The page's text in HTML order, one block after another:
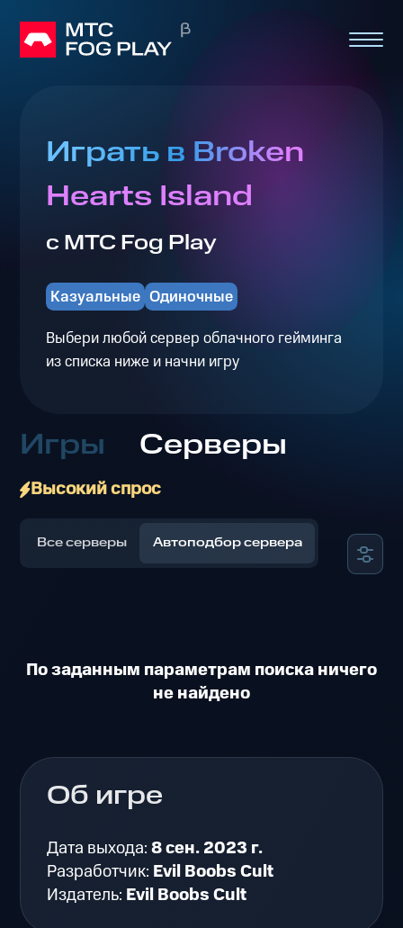
Играть в Broken
Hearts Island
с МТС Fog Play
Казуальные Одиночные
Выбери любой сервер облачного гейминга
из списка ниже и начни игру
Игры Серверы
Высокий спрос
Все серверы Автоподбор сервера
По заданным параметрам поиска ничего
не найдено
Об игре
Дата выхода:8 сен. 2023 г.
Разработчик: Evil Boobs Cult
Издатель: Evil Boobs Cult